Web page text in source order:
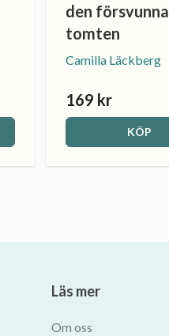
den försvunna
tomten
Camilla Läckberg
169 kr
KÖP
Läs mer
Om oss